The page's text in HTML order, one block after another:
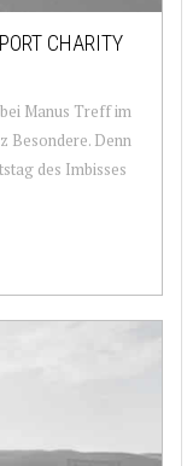
CHARITY
Manus Treff im
Besondere. Denn
des Imbisses